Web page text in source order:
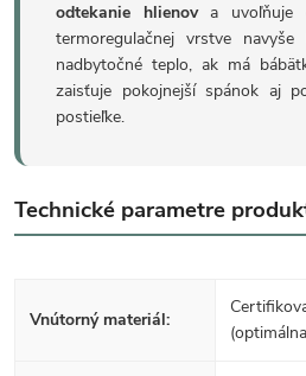
odtekanie hlienova uvoľňuje
termoregulačnej vrstve
nadbytočné teplo, ak má
zaisťuje pokojnejší spánok aj
postieľke.
Technické parametre
Vnútorný materiál: